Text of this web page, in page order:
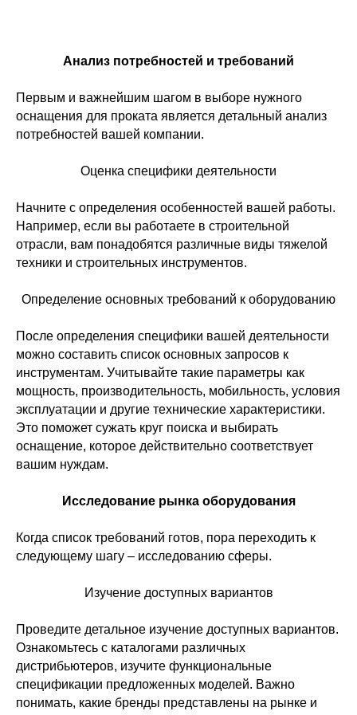
Анализ потребностей и требований
Первым и важнейшим шагом в выборе нужного
оснащения для проката является детальный анализ
потребностей вашей компании.
Оценка специфики деятельности
Начните с определения особенностей вашей работы.
Например, если вы работаете в строительной
отрасли, вам понадобятся различные виды тяжелой
техники и строительных инструментов.
Определение основных требований к оборудованию
После определения специфики вашей деятельности
можно составить список основных запросов к
инструментам. Учитывайте такие параметры как
мощность, производительность, мобильность, условия
эксплуатации и другие технические характеристики.
Это поможет сужать круг поиска и выбирать
оснащение, которое действительно соответствует
вашим нуждам.
Исследование рынка оборудования
Когда список требований готов, пора переходить к
следующему шагу – исследованию сферы.
Изучение доступных вариантов
Проведите детальное изучение доступных вариантов.
Ознакомьтесь с каталогами различных
дистрибьютеров, изучите функциональные
спецификации предложенных моделей. Важно
понимать, какие бренды представлены на рынке и